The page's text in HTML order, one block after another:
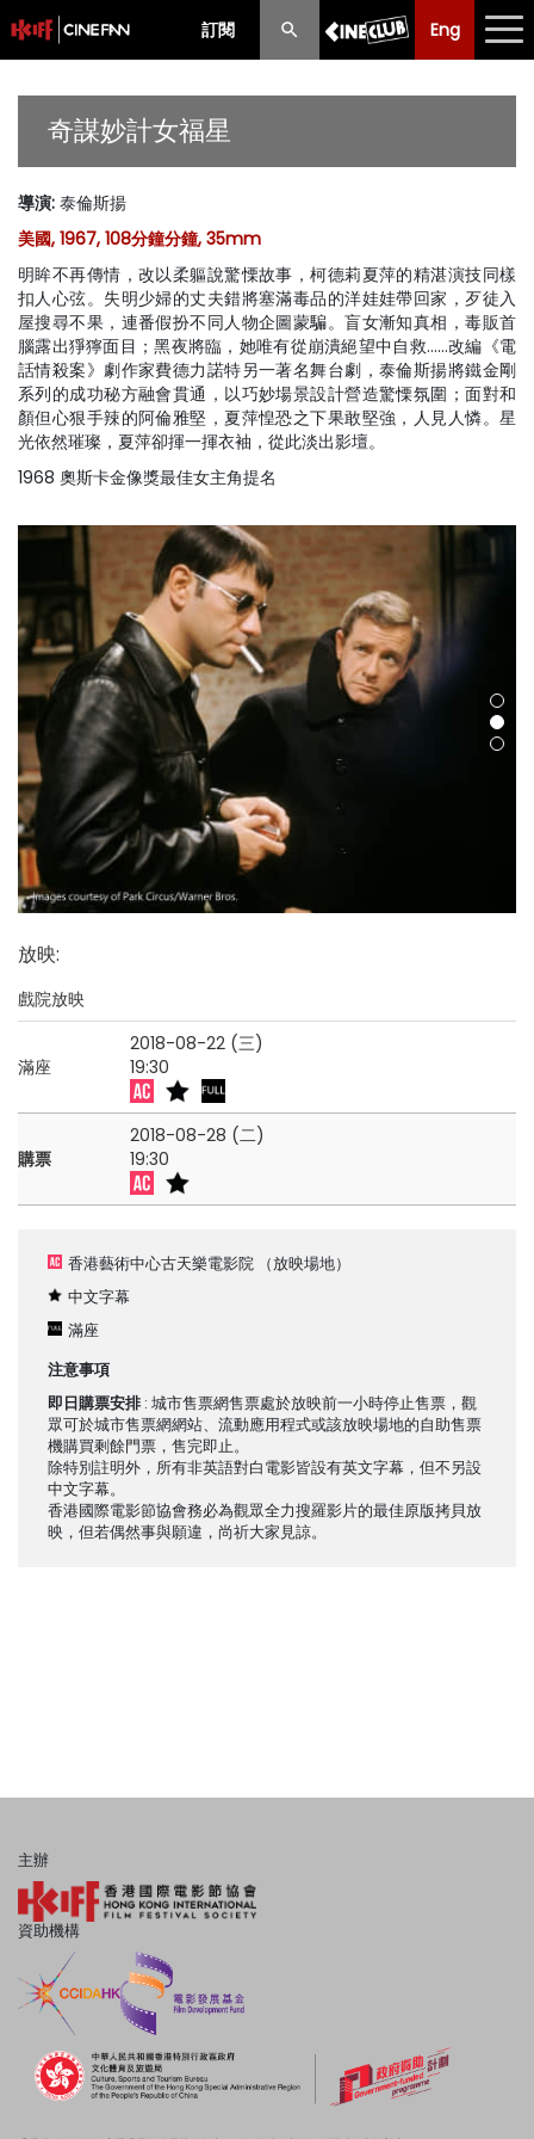
訂閱 Eng
Eng 中文
節目
購票須知
優惠計劃
前期節目
奇謀妙計女福星
導演: 泰倫斯揚
美國, 1967, 108分鐘分鐘, 35mm
明眸不再傳情，改以柔軀說驚慄故事，柯德莉夏萍的精湛演技同樣
扣人心弦。失明少婦的丈夫錯將塞滿毒品的洋娃娃帶回家，歹徒入
屋搜尋不果，連番假扮不同人物企圖蒙騙。盲女漸知真相，毒販首
腦露出猙獰面目；黑夜將臨，她唯有從崩潰絕望中自救……改編《電
話情殺案》劇作家費德力諾特另一著名舞台劇，泰倫斯揚將鐵金剛
系列的成功秘方融會貫通，以巧妙場景設計營造驚慄氛圍；面對和
顏但心狠手辣的阿倫雅堅，夏萍惶恐之下果敢堅強，人見人憐。星
光依然璀璨，夏萍卻揮一揮衣袖，從此淡出影壇。
1968 奧斯卡金像獎最佳女主角提名
放映:
戲院放映
滿座
2018-08-22 (三)
19:30
購票
2018-08-28 (二)
19:30
香港藝術中心古天樂電影院 （放映場地）
中文字幕
滿座
注意事項
即日購票安排 : 城市售票網售票處於放映前一小時停止售票，觀
眾可於城市售票網網站、流動應用程式或該放映場地的自助售票
機購買剩餘門票，售完即止。
除特別註明外，所有非英語對白電影皆設有英文字幕，但不另設
中文字幕。
香港國際電影節協會務必為觀眾全力搜羅影片的最佳原版拷貝放
映，但若偶然事與願違，尚祈大家見諒。
主辦
資助機構